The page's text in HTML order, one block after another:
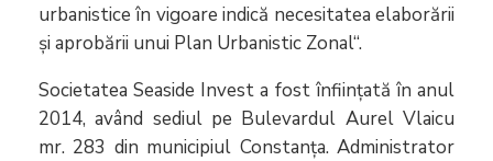
urbanistice în vigoare indică necesitatea elaborării
și aprobării unui Plan Urbanistic Zonal“.
Societatea Seaside Invest a fost înființată în anul
2014, având sediul pe Bulevardul Aurel Vlaicu
mr. 283 din municipiul Constanța. Administrator